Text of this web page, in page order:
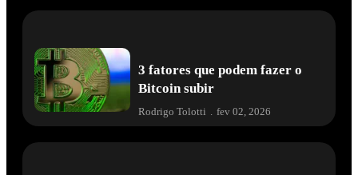
3 fatores que podem fazer o
Bitcoin subir
Rodrigo Tolotti fev 02, 2026